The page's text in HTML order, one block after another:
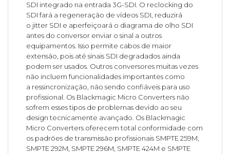
SDI integrado na entrada 3G-SDI. O reclocking do
SDI fará a regeneração de vídeos SDI, reduzirá
o jitter SDI e aperfeiçoará o diagrama de olho SDI
antes do conversor enviar o sinal a outros
equipamentos. Isso permite cabos de maior
extensão, pois até sinais SDI degradados ainda
podem ser usados. Outros conversores muitas vezes
não incluem funcionalidades importantes como
a ressincronização, não sendo confiáveis para uso
profissional. Os Blackmagic Micro Converters não
sofrem esses tipos de problemas devido ao seu
design tecnicamente avançado. Os Blackmagic
Micro Converters oferecem total conformidade com
os padrões de transmissão profissionais SMPTE 259M,
SMPTE 292M, SMPTE 296M, SMPTE 424M e SMPTE